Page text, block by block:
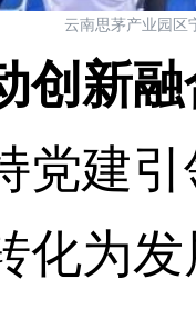
云南思茅产业园区
新融
建引
化为